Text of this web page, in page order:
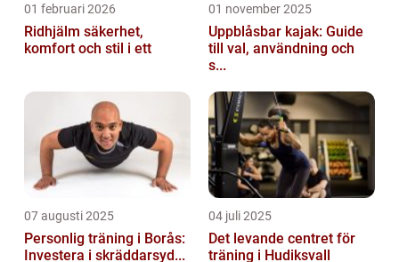
01 februari 2026
Ridhjälm säkerhet,
komfort och stil i ett
01 november 2025
Uppblåsbar kajak: Guide
till val, användning och
s...
07 augusti 2025
Personlig träning i Borås:
Investera i skräddarsyd...
04 juli 2025
Det levande centret för
träning i Hudiksvall